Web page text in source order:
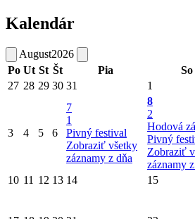
Kalendár
August2026
Po Ut St Št Pia So
27 28 29 30 31 1
3 4 5 6
7
1
Pivný festival
Zobraziť všetky
záznamy z dňa
8
2
Hodová
Pivný
Zobraziť
záznamy
10 11 12 13 14 15